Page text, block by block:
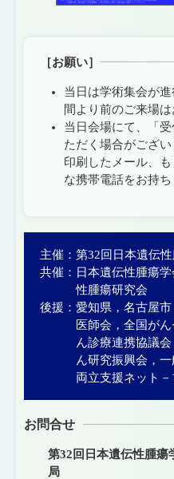
［お願い］
当日は学術集会が
間より前のご来場は
当日会場にて、「
ただく場合がござい
印刷したメール、
な携帯電話をお持ち
主催： 第32回日本遺伝
共催： 日本遺伝性腫瘍
性腫瘍研究会
後援： 愛知県，名古屋
医師会，全国が
ん診療連携協議
ん研究振興会，
両立支援ネット
お問合せ
第32回日本遺伝性腫
局